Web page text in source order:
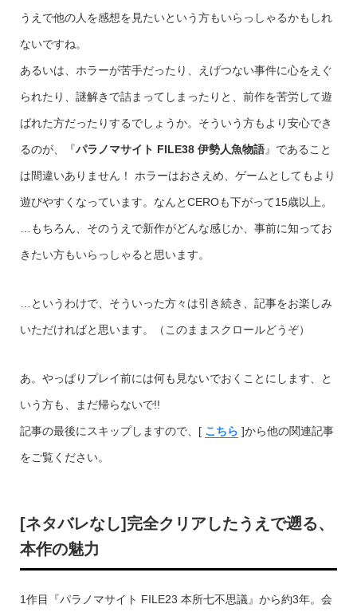
うえで他の人を感想を見たいという方もいらっしゃるかもしれ
ないですね。
あるいは、ホラーが苦手だったり、えげつない事件に心をえぐ
られたり、謎解きで詰まってしまったりと、前作を苦労して遊
ばれた方だったりするでしょうか。そういう方もより安心でき
るのが、『パラノマサイト FILE38 伊勢人魚物語』であること
は間違いありません！ ホラーはおさえめ、ゲームとしてもより
遊びやすくなっています。なんとCEROも下がって15歳以上。
…もちろん、そのうえで新作がどんな感じか、事前に知ってお
きたい方もいらっしゃると思います。
…というわけで、そういった方々は引き続き、記事をお楽しみ
いただければと思います。（このままスクロールどうぞ）
あ。やっぱりプレイ前には何も見ないでおくことにします、と
いう方も、まだ帰らないで!!
記事の最後にスキップしますので、[ こちら ]から他の関連記事
をご覧ください。
[ネタバレなし]完全クリアしたうえで遡る、
本作の魅力
1作目『パラノマサイト FILE23 本所七不思議』から約3年。会